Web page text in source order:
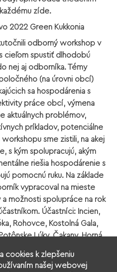
zíde.
2022 Green Kukkonia
odborný workshop v
cieľom spustiť dlhodobú
nej aj odborníka. Témy
(na úrovni obcí)
sa hospodárenia s
práce obcí, výmena
aktuálnych problémov,
príkladov, potenciálne
sme zistili, na akej
s kým spolupracujú, akým
riešia hospodárenie s
pomocnú ruku. Na základe
vypracoval na mieste
možnosti spolupráce na rok
Účastníci: Incien,
Rohovce, Kostolná Gala,
Lúky, Čakany, Horná
cookies k zlepšeniu
našej webovej